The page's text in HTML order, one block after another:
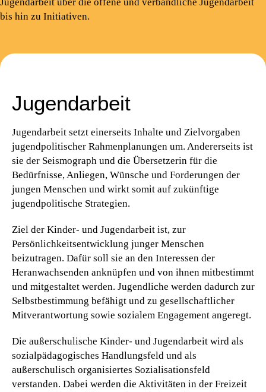
bis hin zu Initiativen.
Jugendarbeit
Jugendarbeit setzt einerseits Inhalte und Zielvorgaben
jugendpolitischer Rahmenplanungen um. Andererseits ist
sie der Seismograph und die Übersetzerin für die
Bedürfnisse, Anliegen, Wünsche und Forderungen der
jungen Menschen und wirkt somit auf zukünftige
jugendpolitische Strategien.
Ziel der Kinder- und Jugendarbeit ist, zur
Persönlichkeitsentwicklung junger Menschen
beizutragen. Dafür soll sie an den Interessen der
Heranwachsenden anknüpfen und von ihnen mitbestimmt
und mitgestaltet werden. Jugendliche werden dadurch zur
Selbstbestimmung befähigt und zu gesellschaftlicher
Mitverantwortung sowie sozialem Engagement angeregt.
Die außerschulische Kinder- und Jugendarbeit wird als
sozialpädagogisches Handlungsfeld und als
außerschulisch organisiertes Sozialisationsfeld
verstanden. Dabei werden die Aktivitäten in der Freizeit